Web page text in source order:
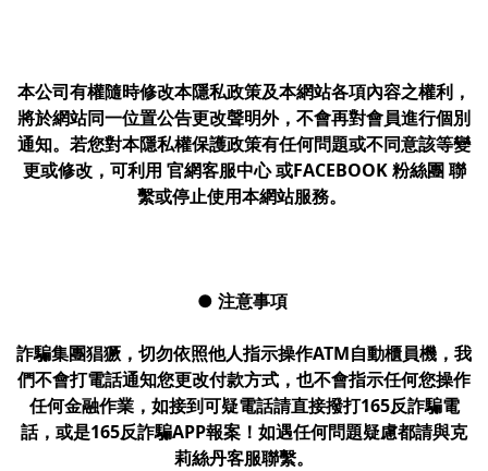
本公司有權隨時修改本隱私政策及本網站各項內容之權利，
將於網站同一位置公告更改聲明外，不會再對會員進行個別
通知。若您對本隱私權保護政策有任何問題或不同意該等變
更或修改，可利用 官網客服中心 或FACEBOOK 粉絲團 聯
繫或停止使用本網站服務。
● 注意事項
詐騙集團猖獗，切勿依照他人指示操作ATM自動櫃員機，我
們不會打電話通知您更改付款方式，也不會指示任何您操作
任何金融作業，如接到可疑電話請直接撥打165反詐騙電
話，或是165反詐騙APP報案！如遇任何問題疑慮都請與克
莉絲丹客服聯繫。